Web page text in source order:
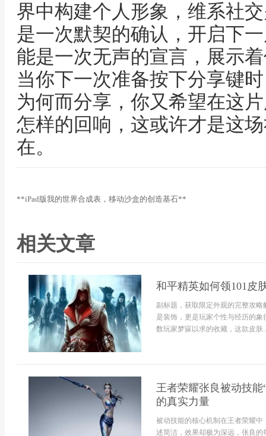
界中构建个人形象，维系社
是一次默契的确认，开启下
能是一次无声的宣言，展示
当你下一次准备按下分享键
为何而分享，你又希望在这
怎样的回响，这或许才是这
在。
**iPad版我的世界合成表，移动沙盒的创造基石**
相关文章
和平精英如何领101皮
副标题，获取限定外观的完整攻
是装饰，更是玩家个性与经历的
数玩家梦寐以求的收藏，这款皮肤
王者荣耀张良被动技能
的真实力量
被动技能的核心机制在王者荣耀中
述简洁，效果却极为深远，张良